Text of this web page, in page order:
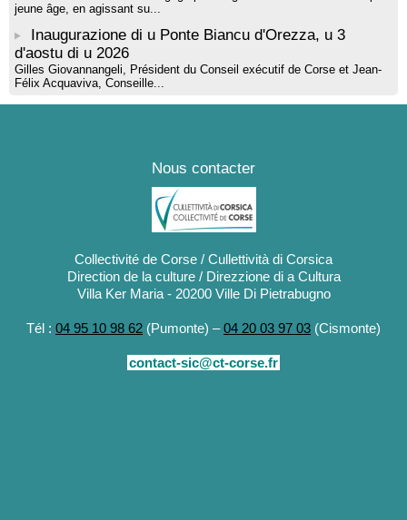
jeune âge, en agissant su...
Inaugurazione di u Ponte Biancu d'Orezza, u 3
d'aostu di u 2026
Gilles Giovannangeli, Président du Conseil exécutif de Corse et Jean-
Félix Acquaviva, Conseille...
Nous contacter
Collectivité de Corse / Cullettività di Corsica
Direction de la culture / Direzzione di a Cultura
Villa Ker Maria - 20200 Ville Di Pietrabugno
Tél : 04 95 10 98 62 (Pumonte) –04 20 03 97 03 (Cismonte)
contact-sic@ct-corse.fr